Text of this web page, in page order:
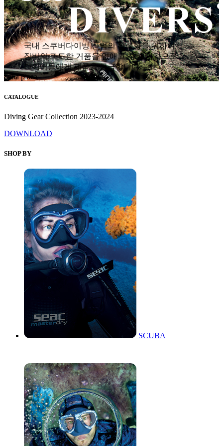
국내 스쿠버다이빙 산업의 활성화를 위하여
장비의 과도한 거품을 없애고 착한 가격으로
다이버들에게 제품을 공급합니다.
hana plaza
CATALOGUE
Diving Gear Collection 2023-2024
DOWNLOAD
SHOP BY
SCUBA